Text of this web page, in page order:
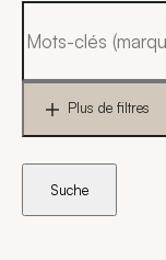
Plus de filtres
Suche